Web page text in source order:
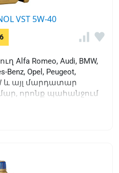
VST 5W-40
Alfa Romeo, Audi, BMW,
Benz, Opel, Peugeot,
և այլ մարդատար
որոնք պահանջում